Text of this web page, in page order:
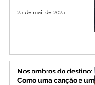
25 de mai. de 2025
Nos ombros do destino:
Como uma canção e um